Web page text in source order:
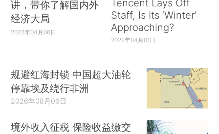
讲，带你了解国内外
经济大局
2022年04月06日
Tencent Lays Off
Staff, Is Its ‘Winter’
Approaching?
2022年04月01日
规避红海封锁 中国超大油轮
停靠埃及绕行非洲
2026年08月06日
境外收入征税 保险收益缴交